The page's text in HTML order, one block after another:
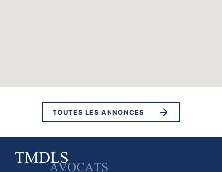
TOUTES LES ANNONCES